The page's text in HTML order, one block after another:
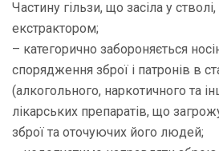
Частину гільзи, що засіла у
екстрактором;
– категорично забороняється
спорядження зброї і патронів в
(алкогольного, наркотичного та
лікарських препаратів, що
зброї та оточуючих його людей;